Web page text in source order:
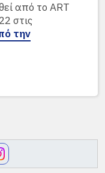
από το ART
στις
την